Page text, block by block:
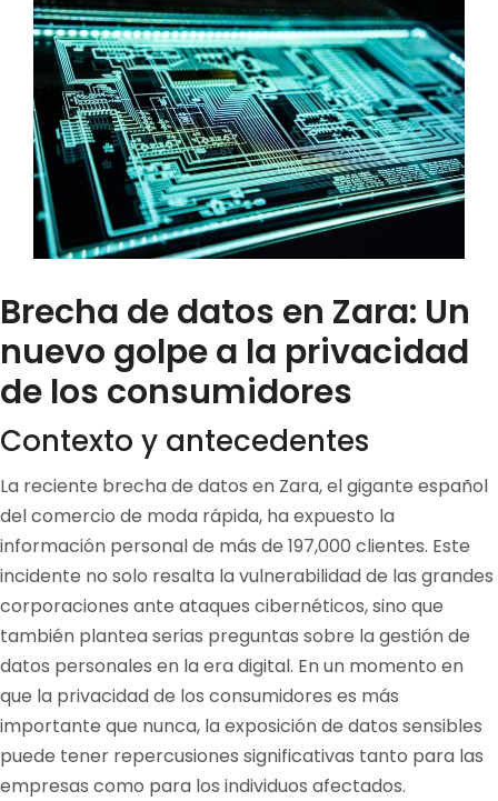
Brecha de datos en Zara: Un
nuevo golpe a la privacidad
de los consumidores
Contexto y antecedentes
La reciente brecha de datos en Zara, el gigante español
del comercio de moda rápida, ha expuesto la
información personal de más de 197,000 clientes. Este
incidente no solo resalta la vulnerabilidad de las grandes
corporaciones ante ataques cibernéticos, sino que
también plantea serias preguntas sobre la gestión de
datos personales en la era digital. En un momento en
que la privacidad de los consumidores es más
importante que nunca, la exposición de datos sensibles
puede tener repercusiones significativas tanto para las
empresas como para los individuos afectados.